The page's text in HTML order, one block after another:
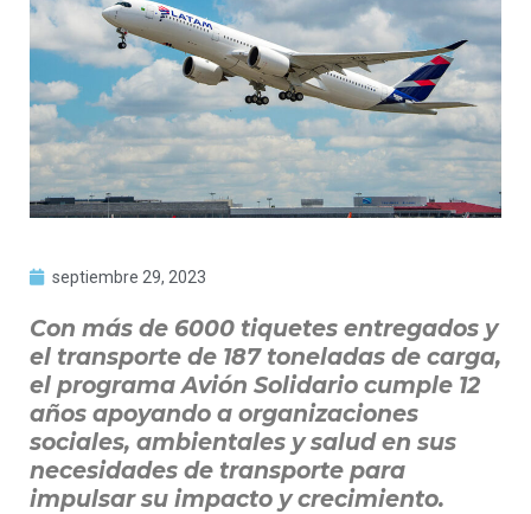
septiembre 29, 2023
Con más de 6000 tiquetes entregados y
el transporte de 187 toneladas de carga,
el programa Avión Solidario cumple 12
años apoyando a organizaciones
sociales, ambientales y salud en sus
necesidades de transporte para
impulsar su impacto y crecimiento.